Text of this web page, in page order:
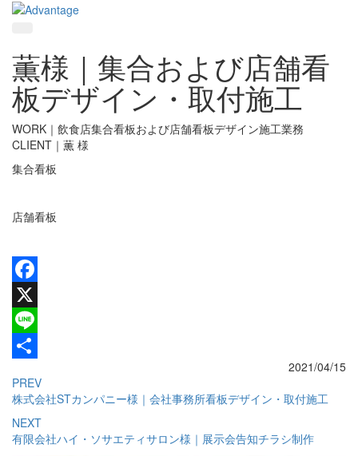
薫様｜集合および店舗看
板デザイン・取付施工
WORK｜飲食店集合看板および店舗看板デザイン施工業務
CLIENT｜薫 様
集合看板
店舗看板
Facebook
X
Line
有
2021/04/15
PREV
株式会社STカンパニー様｜会社事務所看板デザイン・取付施工
NEXT
有限会社ハイ・ソサエティサロン様｜展示会告知チラシ制作